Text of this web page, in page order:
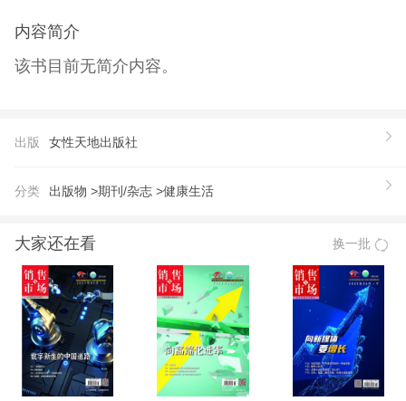
内容简介
该书目前无简介内容。
出版 女性天地出版社
分类 出版物 >期刊/杂志 >健康生活
大家还在看 换一批